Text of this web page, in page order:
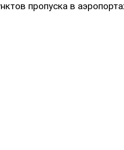
пропуска в